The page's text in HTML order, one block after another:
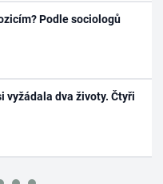
Podle sociologů
vyžádala dva životy. Čtyři